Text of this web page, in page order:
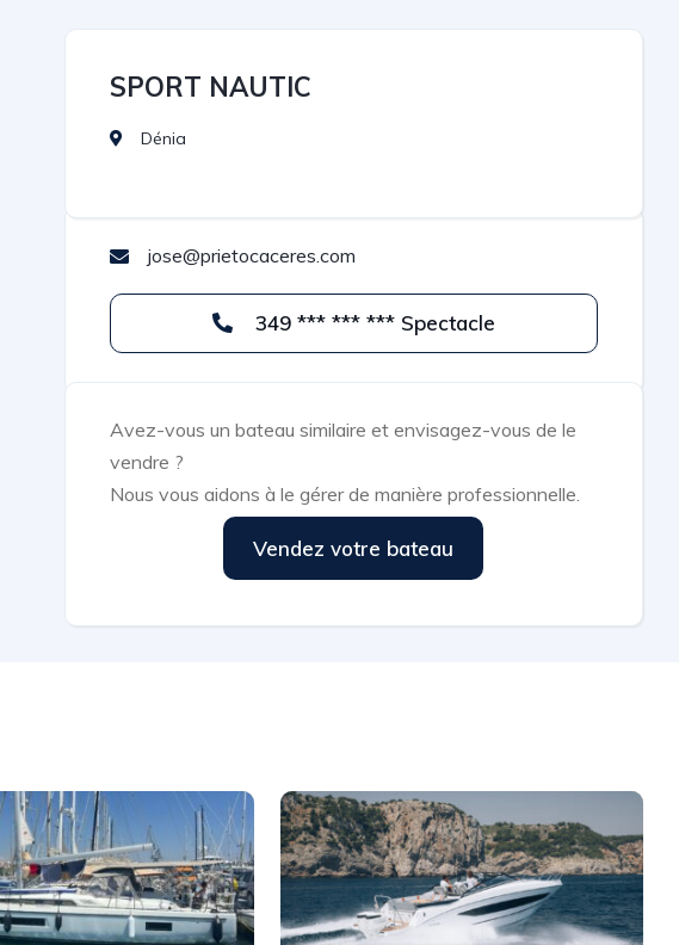
SPORT NAUTIC
Dénia
jose@prietocaceres.com
349 *** *** *** Spectacle
Avez-vous un bateau similaire et envisagez-vous de le
vendre ?
Nous vous aidons à le gérer de manière professionnelle.
Vendez votre bateau